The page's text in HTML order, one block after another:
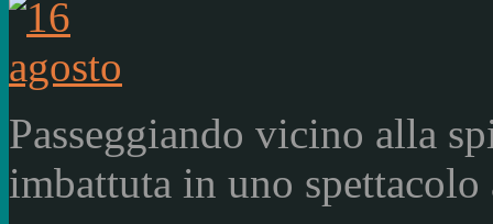
Passeggiando vicino alla
imbattuta in uno spettacolo